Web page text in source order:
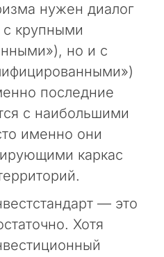
нужен диалог
с крупными
но и с
последние
с наибольшими
именно они
каркас
— это
Хотя